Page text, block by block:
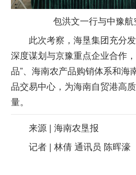
包洪文一行与中豫航
此次考察，海垦集团充分发
深度谋划与京豫重点企业合作
品”、海南农产品购销体系和海
品交易中心，为海南自贸港高
量。
来源 | 海南农垦报
记者 | 林倩 通讯员 陈晖濠